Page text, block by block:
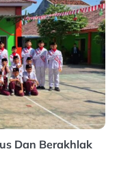
Dan Berakhlak